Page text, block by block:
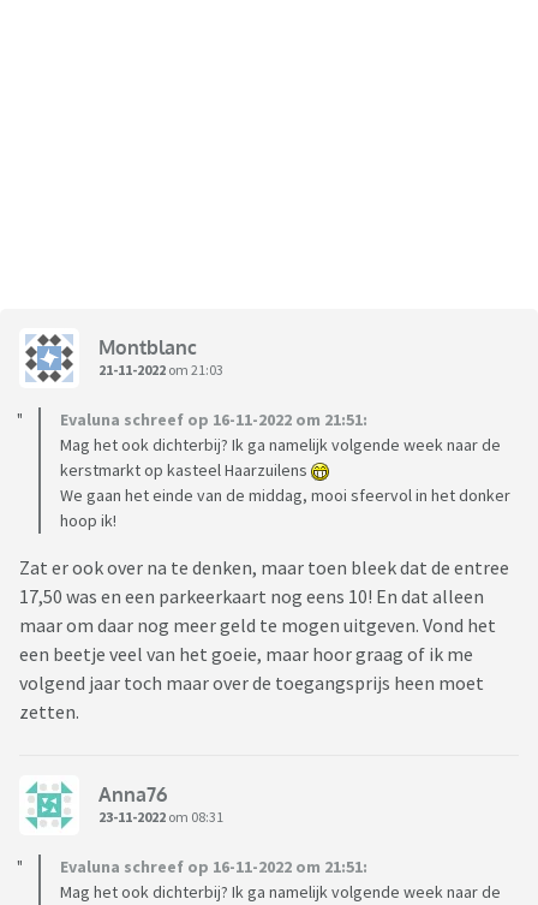
Montblanc
21-11-2022 om 21:03
Evaluna schreef op 16-11-2022 om 21:51:
Mag het ook dichterbij? Ik ga namelijk volgende week naar de
kerstmarkt op kasteel Haarzuilens
We gaan het einde van de middag, mooi sfeervol in het donker
hoop ik!
Zat er ook over na te denken, maar toen bleek dat de entree
17,50 was en een parkeerkaart nog eens 10! En dat alleen
maar om daar nog meer geld te mogen uitgeven. Vond het
een beetje veel van het goeie, maar hoor graag of ik me
volgend jaar toch maar over de toegangsprijs heen moet
zetten.
Anna76
23-11-2022 om 08:31
Evaluna schreef op 16-11-2022 om 21:51:
Mag het ook dichterbij? Ik ga namelijk volgende week naar de